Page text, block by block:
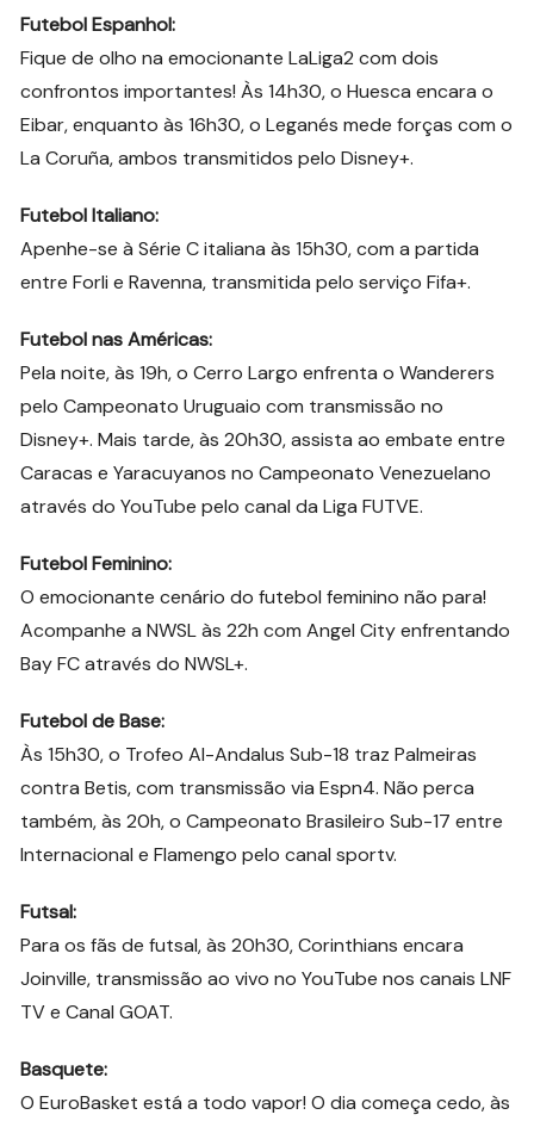
Futebol Espanhol:
Fique de olho na emocionante LaLiga2 com dois
confrontos importantes! Às 14h30, o Huesca encara o
Eibar, enquanto às 16h30, o Leganés mede forças com o
La Coruña, ambos transmitidos pelo Disney+.
Futebol Italiano:
Apenhe-se à Série C italiana às 15h30, com a partida
entre Forli e Ravenna, transmitida pelo serviço Fifa+.
Futebol nas Américas:
Pela noite, às 19h, o Cerro Largo enfrenta o Wanderers
pelo Campeonato Uruguaio com transmissão no
Disney+. Mais tarde, às 20h30, assista ao embate entre
Caracas e Yaracuyanos no Campeonato Venezuelano
através do YouTube pelo canal da Liga FUTVE.
Futebol Feminino:
O emocionante cenário do futebol feminino não para!
Acompanhe a NWSL às 22h com Angel City enfrentando
Bay FC através do NWSL+.
Futebol de Base:
Às 15h30, o Trofeo Al-Andalus Sub-18 traz Palmeiras
contra Betis, com transmissão via Espn4. Não perca
também, às 20h, o Campeonato Brasileiro Sub-17 entre
Internacional e Flamengo pelo canal sportv.
Futsal:
Para os fãs de futsal, às 20h30, Corinthians encara
Joinville, transmissão ao vivo no YouTube nos canais LNF
TV e Canal GOAT.
Basquete:
O EuroBasket está a todo vapor! O dia começa cedo, às